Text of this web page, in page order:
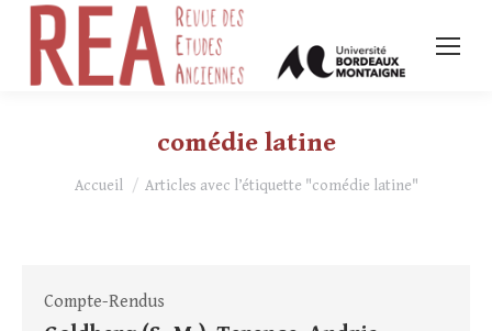
comédie latine
Vous êtes ici :
Accueil Articles avec l’étiquette "comédie latine"
Compte-Rendus